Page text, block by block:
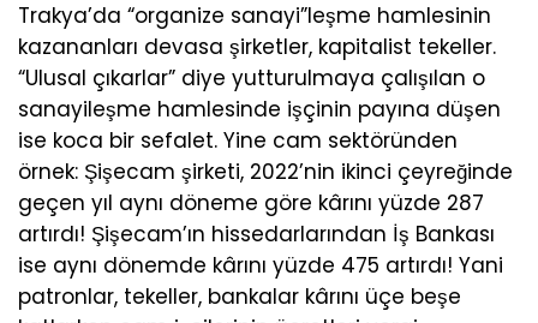
Trakya’da “organize sanayi”leşme hamlesinin
kazananları devasa şirketler, kapitalist tekeller.
“Ulusal çıkarlar” diye yutturulmaya çalışılan o
sanayileşme hamlesinde işçinin payına düşen
ise koca bir sefalet. Yine cam sektöründen
örnek: Şişecam şirketi, 2022’nin ikinci çeyreğinde
geçen yıl aynı döneme göre kârını yüzde 287
artırdı! Şişecam’ın hissedarlarından İş Bankası
ise aynı dönemde kârını yüzde 475 artırdı! Yani
patronlar, tekeller, bankalar kârını üçe beşe